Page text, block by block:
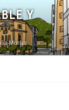
Y
Murias